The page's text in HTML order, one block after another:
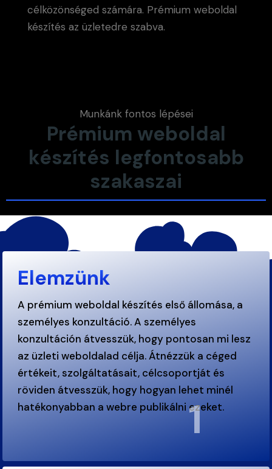
célközönséged számára. Prémium weboldal
készítés az üzletedre szabva.
Munkánk fontos lépései
Prémium weboldal
készítés legfontosabb
szakaszai
Elemzünk
A prémium weboldal készítés első állomása, a
személyes konzultáció. A személyes
konzultáción átvesszük, hogy pontosan mi lesz
az üzleti weboldalad célja. Átnézzük a céged
értékeit, szolgáltatásait, célcsoportját és
röviden átvesszük, hogy hogyan lehet minél
hatékonyabban a webre publikálni ezeket.
1